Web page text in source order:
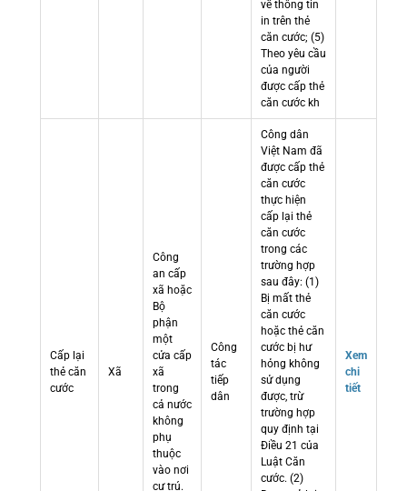
về thông tin
in trên thẻ
căn cước; (5)
Theo yêu cầu
của người
được cấp thẻ
căn cước kh
Cấp lại
thẻ căn
cước
Xã
Công
an cấp
xã hoặc
Bộ
phận
một
cửa cấp
xã
trong
cả nước
không
phụ
thuộc
vào nơi
cư trú.
Công
tác
tiếp
dân
Công dân
Việt Nam đã
được cấp thẻ
căn cước
thực hiện
cấp lại thẻ
căn cước
trong các
trường hợp
sau đây: (1)
Bị mất thẻ
căn cước
hoặc thẻ căn
cước bị hư
hỏng không
sử dụng
được, trừ
trường hợp
quy định tại
Điều 21 của
Luật Căn
cước. (2)
Xem
chi
tiết